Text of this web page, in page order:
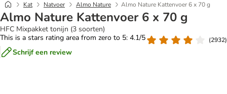
Kat Natvoer Almo Nature Almo Nature Kattenvoer 6 x 70 g
Almo Nature Kattenvoer 6 x 70 g
HFC Mixpakket tonijn (3 soorten)
This is a stars rating area from zero to 5: 4.1/5
(2932)
Schrijf een review